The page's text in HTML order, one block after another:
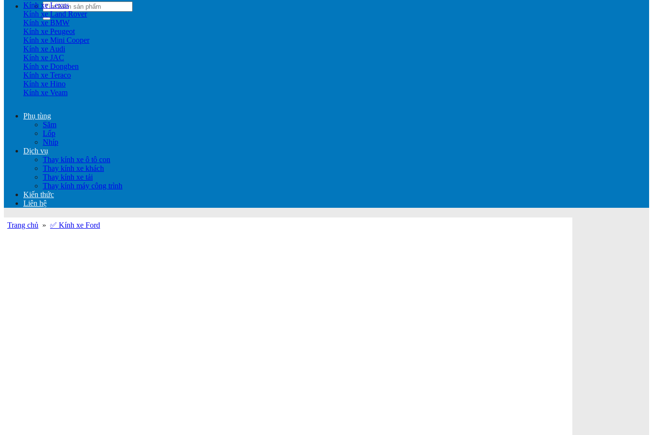
Tìm
kiếm:
Kính xe Lexus
Kính xe Land Rover
Kính xe BMW
Kính xe Peugeot
Kính xe Mini Cooper
Kính xe Audi
Kính xe JAC
Kính xe Dongben
Kính xe Teraco
Kính xe Hino
Kính xe Veam
Phụ tùng
Săm
Lốp
Nhíp
Dịch vụ
Thay kính xe ô tô con
Thay kính xe khách
Thay kính xe tải
Thay kính máy công trình
Kiến thức
Liên hệ
Trang chủ » ✅ Kính xe Ford